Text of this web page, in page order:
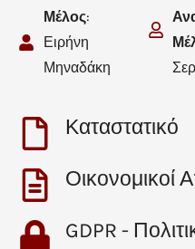
Μέλος:
Ειρήνη
Μηναδάκη
Καταστατικό
Οικονομικοί
GDPR -